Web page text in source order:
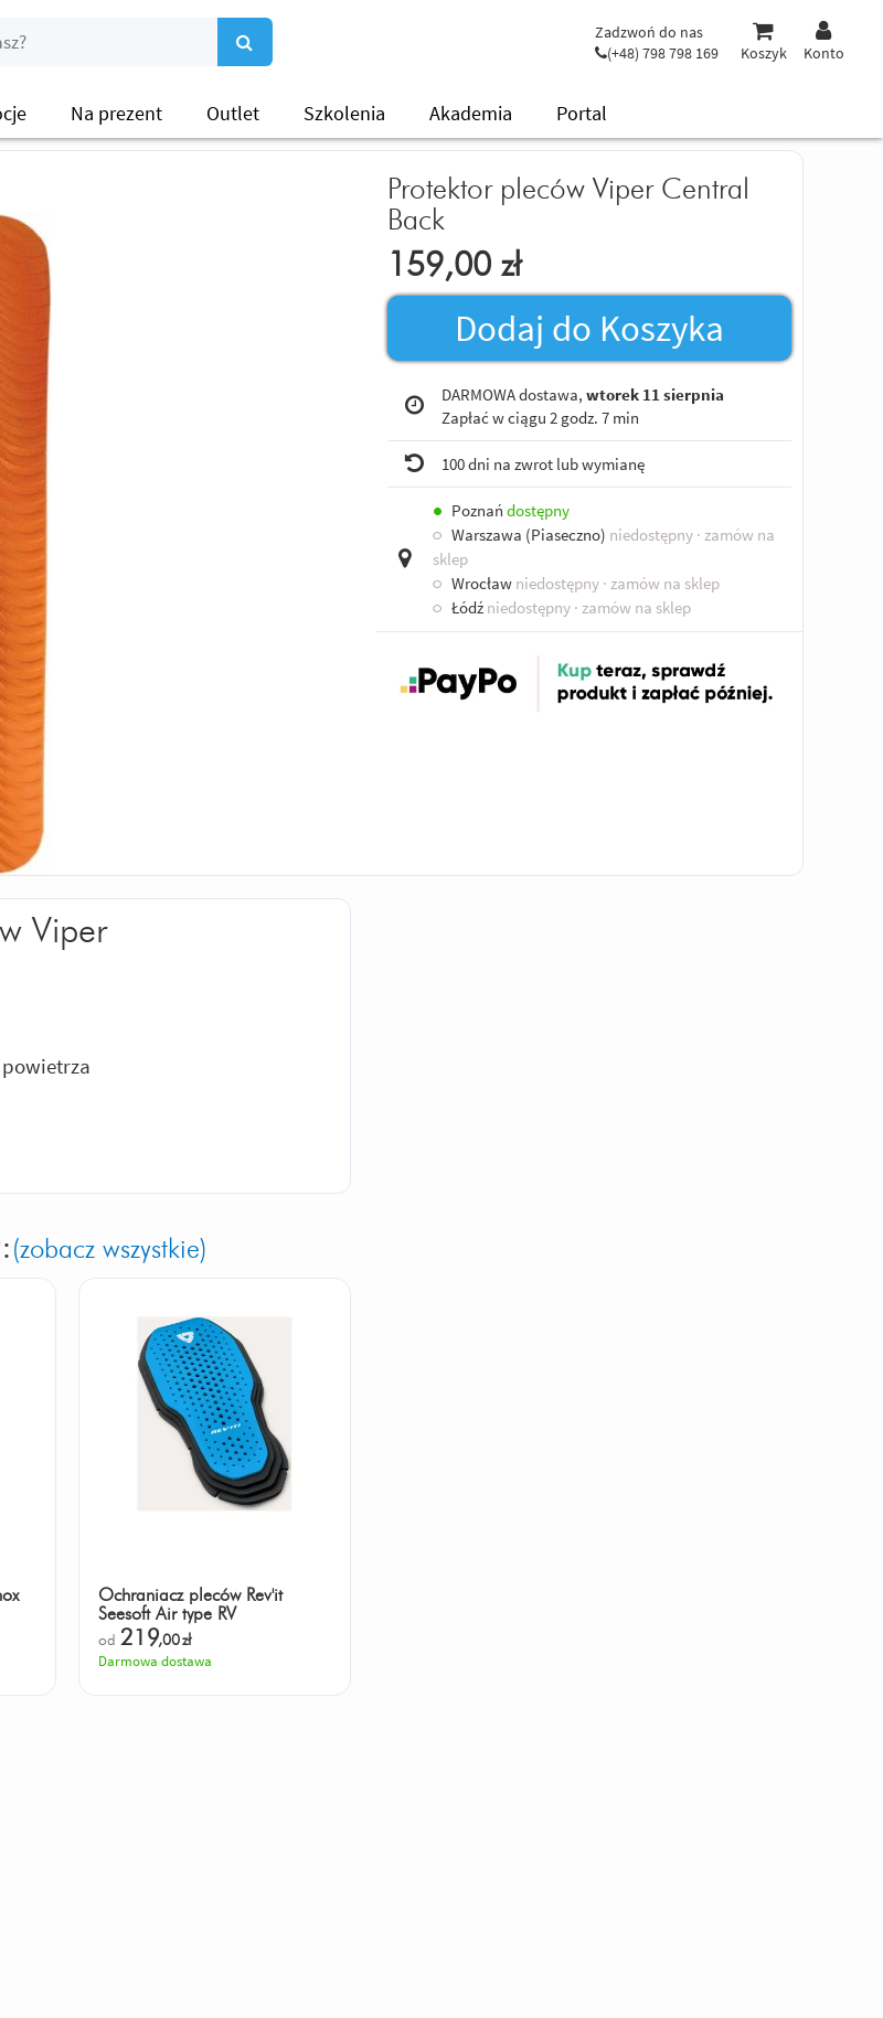
Zadzwoń do nas
(+48) 798 798 169
Koszyk Konto
Na prezent Outlet Szkolenia Akademia Portal
Protektor pleców Viper Central
Back
159,00 zł
Dodaj do Koszyka
DARMOWA dostawa, wtorek 11 sierpnia
Zapłać w ciągu 2 godz. 7 min
100 dni na zwrot lub wymianę
● Poznań dostępny
○ Warszawa (Piaseczno) niedostępny · zamów na
sklep
○ Wrocław niedostępny · zamów na sklep
○ Łódź niedostępny · zamów na sklep
Viper
(zobacz wszystkie)
Ochraniacz pleców Rev'it
Seesoft Air type RV
od 219,00zł
Darmowa dostawa